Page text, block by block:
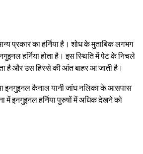
प्रकार का हर्निया है। शोध के मुताबिक लगभग
हर्निया होता है। इस स्थिति में पेट के निचले
है और उस हिस्से की आंत बाहर आ जाती है।
इनगुइनल कैनाल यानी जांघ नलिका के आसपास
में इनगुइनल हर्निया पुरुषों में अधिक देखने को